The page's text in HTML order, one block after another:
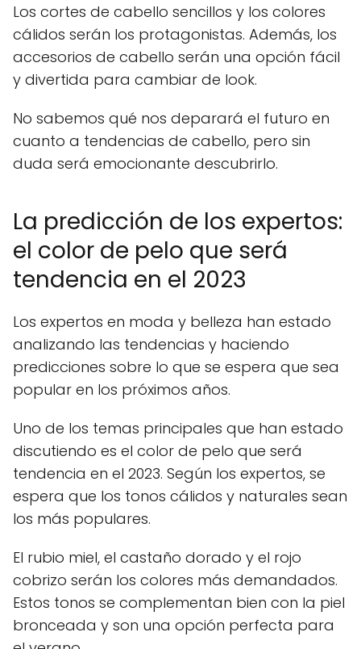
Los cortes de cabello sencillos y los colores
cálidos serán los protagonistas. Además, los
accesorios de cabello serán una opción fácil
y divertida para cambiar de look.
No sabemos qué nos deparará el futuro en
cuanto a tendencias de cabello, pero sin
duda será emocionante descubrirlo.
La predicción de los expertos:
el color de pelo que será
tendencia en el 2023
Los expertos en moda y belleza han estado
analizando las tendencias y haciendo
predicciones sobre lo que se espera que sea
popular en los próximos años.
Uno de los temas principales que han estado
discutiendo es el color de pelo que será
tendencia en el 2023. Según los expertos, se
espera que los tonos cálidos y naturales sean
los más populares.
El rubio miel, el castaño dorado y el rojo
cobrizo serán los colores más demandados.
Estos tonos se complementan bien con la piel
bronceada y son una opción perfecta para